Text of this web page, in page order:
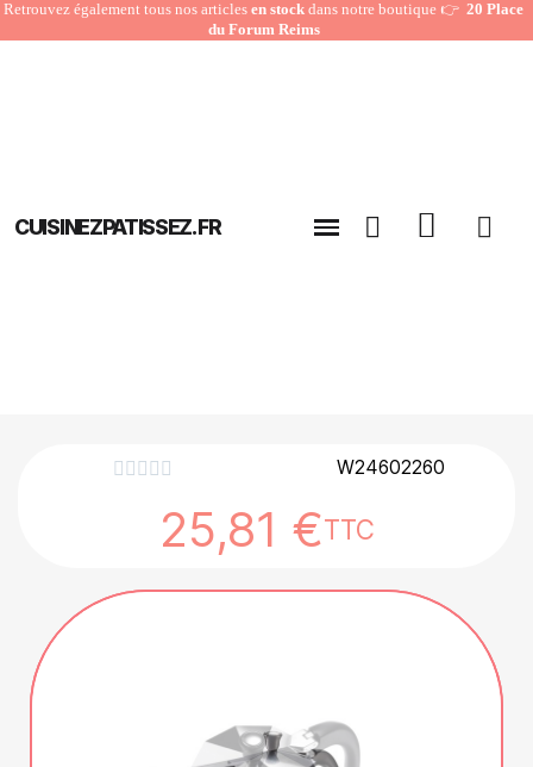
Retrouvez également tous nos articles en stock dans notre boutique 👉20 Place
du Forum Reims
CUISINEZPATISSEZ.FR
     W24602260
25,81 €TTC